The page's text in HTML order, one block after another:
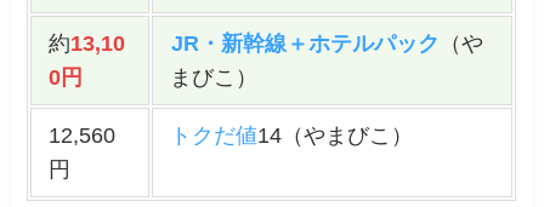
約13,10
0円
JR・新幹線＋ホテルパック （や
まびこ）
12,560
円
トクだ値14（やまびこ）